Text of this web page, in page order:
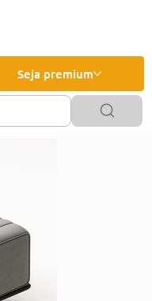
Seja premium